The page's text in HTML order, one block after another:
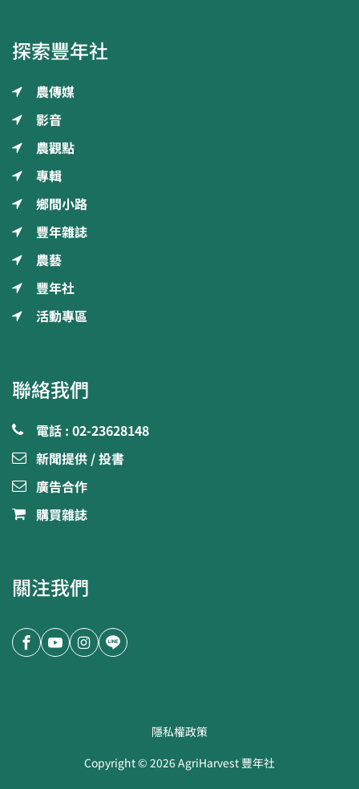
探索豐年社
農傳媒
影音
農觀點
專輯
鄉間小路
豐年雜誌
農藝
豐年社
活動專區
聯絡我們
電話 : 02-23628148
新聞提供 / 投書
廣告合作
購買雜誌
關注我們
隱私權政策
Copyright ©2026AgriHarvest 豐年社